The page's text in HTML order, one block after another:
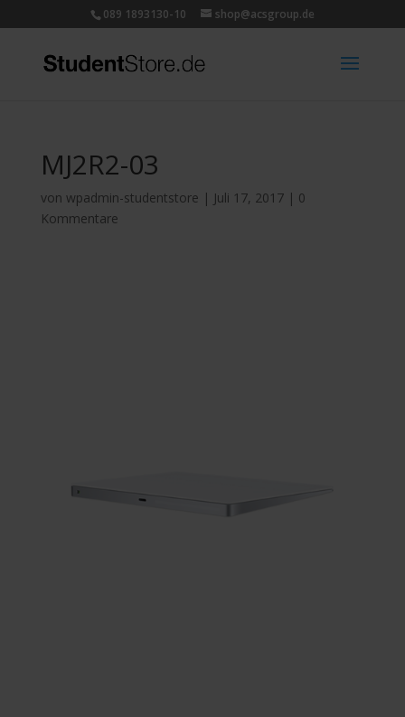
089 1893130-10 shop@acsgroup.de
MJ2R2-03
von wpadmin-studentstore | Juli 17, 2017| 0
Kommentare